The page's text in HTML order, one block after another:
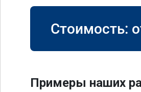
Стоимость:
Примеры наших